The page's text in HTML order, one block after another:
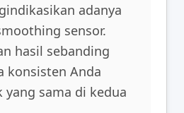
adanya
sensor.
hasil sebanding
konsisten Anda
sama di kedua